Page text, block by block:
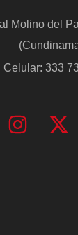
Molino del
Celular: 333